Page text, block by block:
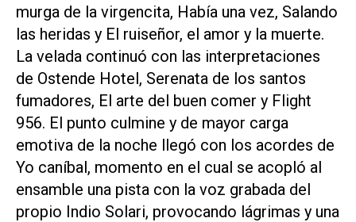
murga de la virgencita, Había una vez, Salando
las heridas y El ruiseñor, el amor y la muerte.
La velada continuó con las interpretaciones
de Ostende Hotel, Serenata de los santos
fumadores, El arte del buen comer y Flight
956. El punto culmine y de mayor carga
emotiva de la noche llegó con los acordes de
Yo caníbal, momento en el cual se acopló al
ensamble una pista con la voz grabada del
propio Indio Solari, provocando lágrimas y una